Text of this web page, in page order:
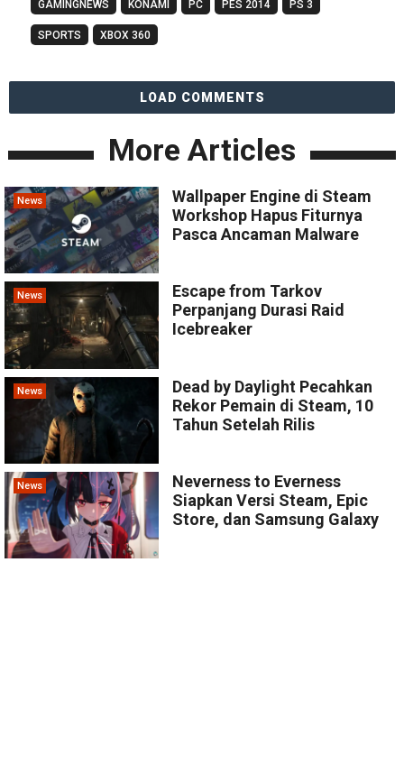
GAMINGNEWS KONAMI PC PES 2014 PS 3
SPORTS XBOX 360
LOAD COMMENTS
More Articles
News
Wallpaper Engine di Steam
Workshop Hapus Fiturnya
Pasca Ancaman Malware
News
Escape from Tarkov
Perpanjang Durasi Raid
Icebreaker
News
Dead by Daylight Pecahkan
Rekor Pemain di Steam, 10
Tahun Setelah Rilis
News
Neverness to Everness
Siapkan Versi Steam, Epic
Store, dan Samsung Galaxy